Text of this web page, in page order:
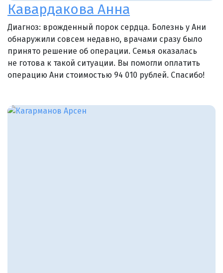
Кавардакова Анна
Диагноз: врожденный порок сердца. Болезнь у Ани
обнаружили совсем недавно, врачами сразу было
принято решение об операции. Семья оказалась
не готова к такой ситуации. Вы помогли оплатить
операцию Ани стоимостью 94 010 рублей. Спасибо!